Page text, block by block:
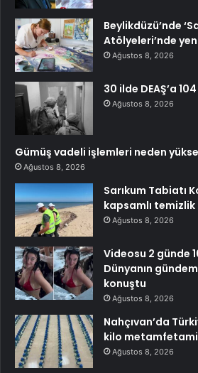
Beylikdüzü’nde
Atölyeleri’nde
Ağustos 8, 2026
30 ilde DEAŞ’a
Ağustos 8, 2026
Gümüş vadeli işlemleri neden
Ağustos 8, 2026
Sarıkum Tabiatı
kapsamlı temizlik
Ağustos 8, 2026
Videosu 2 günde
Dünyanın
konuştu
Ağustos 8, 2026
Nahçıvan’da
kilo
Ağustos 8, 2026